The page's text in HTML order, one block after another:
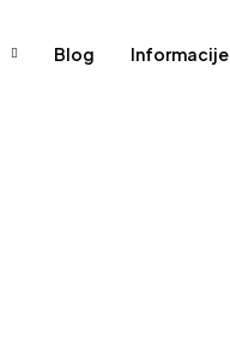
Blog Informacije